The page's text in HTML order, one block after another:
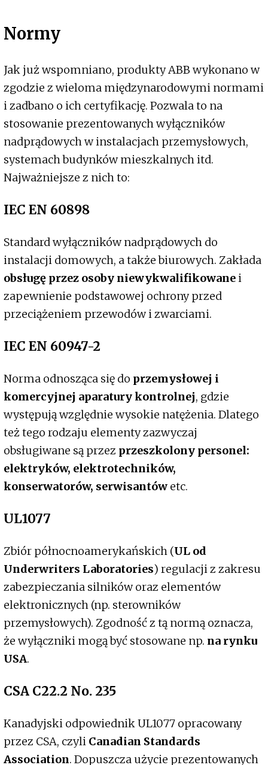
Normy
Jak już wspomniano, produkty ABB wykonano w
zgodzie z wieloma międzynarodowymi normami
i zadbano o ich certyfikację. Pozwala to na
stosowanie prezentowanych wyłączników
nadprądowych w instalacjach przemysłowych,
systemach budynków mieszkalnych itd.
Najważniejsze z nich to:
IEC EN 60898
Standard wyłączników nadprądowych do
instalacji domowych, a także biurowych. Zakłada
obsługę przez osoby niewykwalifikowanei
zapewnienie podstawowej ochrony przed
przeciążeniem przewodów i zwarciami.
IEC EN 60947-2
Norma odnosząca się do przemysłowej i
komercyjnej aparatury kontrolnej, gdzie
występują względnie wysokie natężenia. Dlatego
też tego rodzaju elementy zazwyczaj
obsługiwane są przez przeszkolony personel:
elektryków, elektrotechników,
konserwatorów, serwisantów etc.
UL1077
Zbiór północnoamerykańskich (UL od
Underwriters Laboratories) regulacji z zakresu
zabezpieczania silników oraz elementów
elektronicznych (np. sterowników
przemysłowych). Zgodność z tą normą oznacza,
że wyłączniki mogą być stosowane np. na rynku
USA.
CSA C22.2 No. 235
Kanadyjski odpowiednik UL1077 opracowany
przez CSA, czyli Canadian Standards
Association. Dopuszcza użycie prezentowanych